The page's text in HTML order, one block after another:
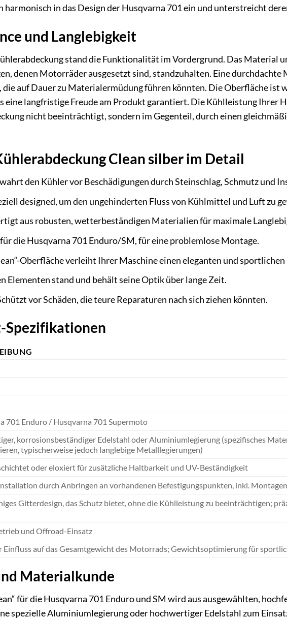
harmonisch in das Design der Husqvarna 701 ein und unterstreicht
und Langlebigkeit
stand die Funktionalität im Vordergrund. Das Material
denen Motorräder ausgesetzt sind, standzuhalten. Eine durchdachte
auf Dauer zu Materialermüdung führen könnten. Die Oberfläche ist
eine langfristige Freude am Produkt garantiert. Die Kühlleistung Ihrer
nicht beeinträchtigt, sondern im Gegenteil, durch einen
Clean silber im Detail
den Kühler vor Beschädigungen durch Steinschlag, Schmutz und
designed, um den ungehinderten Fluss von Kühlmittel und Luft zu
aus robusten, wetterbeständigen Materialien für maximale
die Husqvarna 701 Enduro/SM, für eine problemlose Montage.
Oberfläche verleiht Ihrer Maschine einen eleganten und sportlichen
Elementen stand und behält seine Optik über lange Zeit.
vor Schäden, die teure Reparaturen nach sich ziehen könnten.
701 Enduro / Husqvarna 701 Supermoto
korrosionsbeständiger Edelstahl oder Aluminiumlegierung (spezifisches
typischerweise jedoch langlebige Metalllegierungen)
oder eloxiert für zusätzliche Haltbarkeit und UV-Beständigkeit
durch Anbringen an vorhandenen Befestigungspunkten, inkl.
Gitterdesign, das Schutz bietet, ohne die Kühlleistung zu beeinträchtigen;
und Offroad-Einsatz
Einfluss auf das Gesamtgewicht des Motorrads; Gewichtsoptimierung für
Materialkunde
für die Husqvarna 701 Enduro und SM wird aus ausgewählten,
spezielle Aluminiumlegierung oder hochwertiger Edelstahl zum